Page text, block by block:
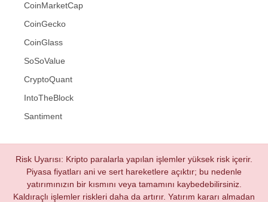
CoinMarketCap
CoinGecko
CoinGlass
SoSoValue
CryptoQuant
IntoTheBlock
Santiment
Risk Uyarısı: Kripto paralarla yapılan işlemler yüksek risk içerir.
Piyasa fiyatları ani ve sert hareketlere açıktır; bu nedenle
yatırımınızın bir kısmını veya tamamını kaybedebilirsiniz.
Kaldıraçlı işlemler riskleri daha da artırır. Yatırım kararı almadan